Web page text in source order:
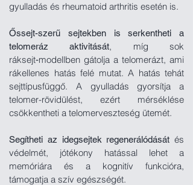
gyulladás és rheumatoid arthritis esetén is.
Őssejt-szerű sejtekben is serkentheti a
telomeráz aktivitását, míg sok
ráksejt‑modellben gátolja a telomerázt, ami
rákellenes hatás felé mutat. A hatás tehát
sejttípusfüggő. A gyulladás gyorsítja a
telomer-rövidülést, ezért mérséklése
csökkentheti a telomerveszteség ütemét.
Segítheti az idegsejtek regenerálódását és
védelmét, jótékony hatással lehet a
memóriára és a kognitív funkcióra,
támogatja a szív egészségét.